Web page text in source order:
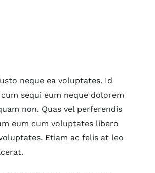
neque ea voluptates. Id
sequi eum neque dolorem
non. Quas vel perferendis
eum cum voluptates libero
Etiam ac felis at leo